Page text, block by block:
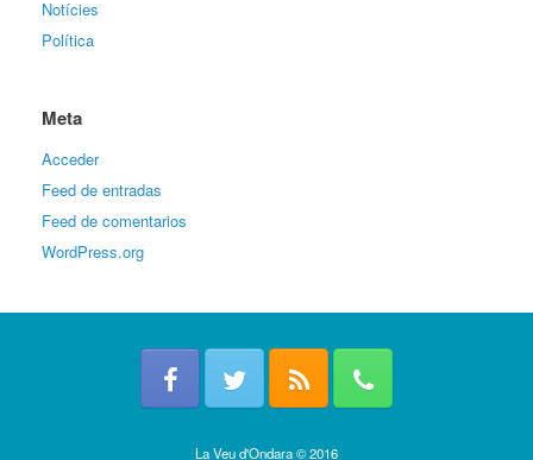
Notícies
Política
Meta
Acceder
Feed de entradas
Feed de comentarios
WordPress.org
La Veu d'Ondara © 2016